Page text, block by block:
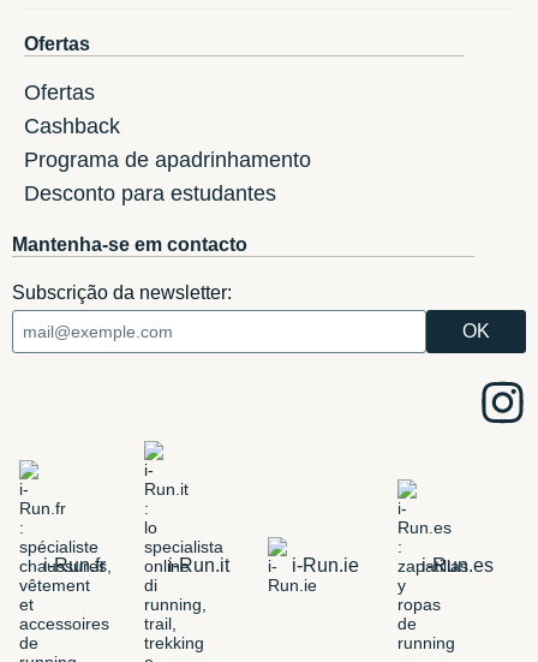
Ofertas
Ofertas
Cashback
Programa de apadrinhamento
Desconto para estudantes
Mantenha-se em contacto
Subscrição da newsletter:
i-Run.fr i-Run.it i-Run.ie i-Run.es